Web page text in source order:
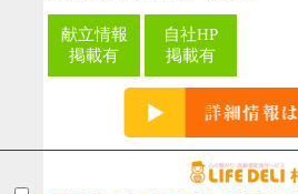
献立情報
掲載有
自社HP
掲載有